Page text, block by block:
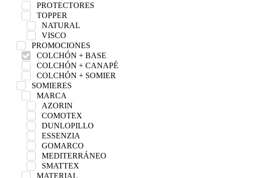
PROTECTORES
TOPPER
NATURAL
VISCO
PROMOCIONES
COLCHÓN + BASE
COLCHÓN + CANAPÉ
COLCHÓN + SOMIER
SOMIERES
MARCA
AZORIN
COMOTEX
DUNLOPILLO
ESSENZIA
GOMARCO
MEDITERRÁNEO
SMATTEX
MATERIAL